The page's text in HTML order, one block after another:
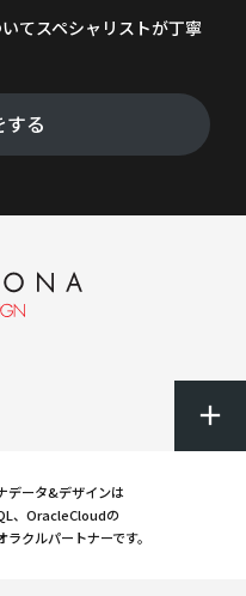
てスペシャリストが丁寧
する
データ&デザインは
、OracleCloudの
ラクルパートナーです。